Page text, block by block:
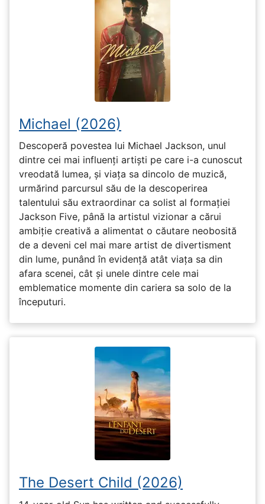
Michael (2026)
Descoperă povestea lui Michael Jackson, unul
dintre cei mai influenți artiști pe care i-a cunoscut
vreodată lumea, și viața sa dincolo de muzică,
urmărind parcursul său de la descoperirea
talentului său extraordinar ca solist al formației
Jackson Five, până la artistul vizionar a cărui
ambiție creativă a alimentat o căutare neobosită
de a deveni cel mai mare artist de divertisment
din lume, punând în evidență atât viața sa din
afara scenei, cât și unele dintre cele mai
emblematice momente din cariera sa solo de la
începuturi.
The Desert Child (2026)